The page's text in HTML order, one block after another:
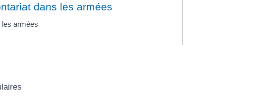
dans les armées
les armées